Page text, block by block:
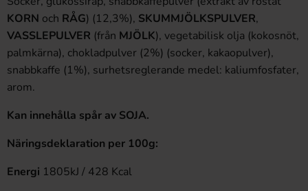
KORN och RÅG) (12,3%), SKUMMJÖLKSPULVER,
VASSLEPULVER (från MJÖLK), vegetabilisk olja (kokosnöt,
palmkärna), chokladpulver (2%) (socker, kakaopulver),
snabbkaffe (1%), surhetsreglerande medel: kaliumfosfater,
arom.
Kan innehålla spår av SOJA.
Näringsdeklaration per 100g:
Energi 1805kJ / 428 Kcal